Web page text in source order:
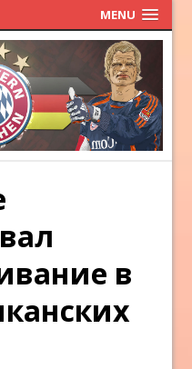
MENU
в